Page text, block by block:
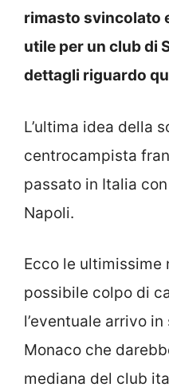
rimasto svincolato
utile per un club di
dettagli riguardo
L’ultima idea della
centrocampista
passato in Italia
Napoli.
Ecco le ultimissime
possibile colpo di
l’eventuale arrivo in
Monaco che
mediana del club